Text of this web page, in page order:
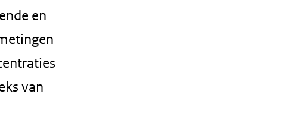
en
van